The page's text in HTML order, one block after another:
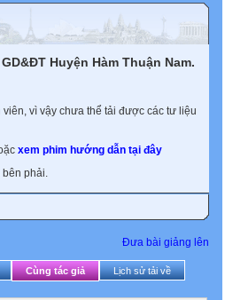
Huyện Hàm Thuận Nam.
vì vậy chưa thể tải được các tư liệu
xem phim hướng dẫn tại đây
bên phải.
Đưa bài giảng lên
Cùng tác giả Lịch sử tải về